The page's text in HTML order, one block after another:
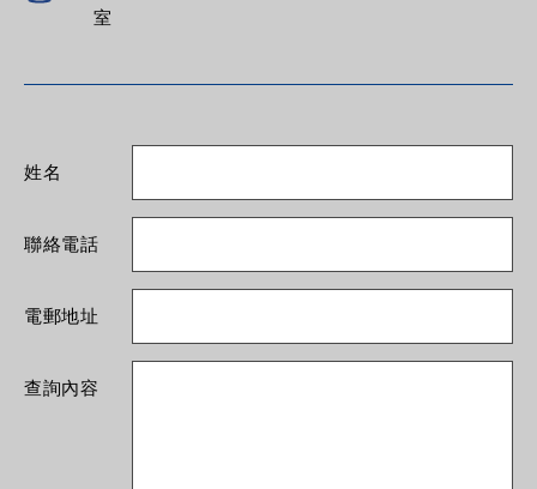
室
姓名
聯絡電話
電郵地址
查詢內容